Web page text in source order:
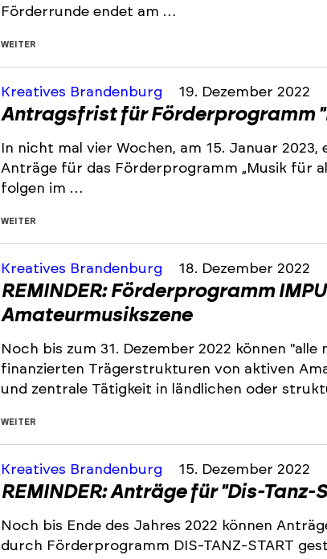
Förderrunde endet am …
WEITER
Kreatives Brandenburg 19. Dezember 2022
Antragsfrist für Förderprogramm
In nicht mal vier Wochen, am 15. Januar
Anträge für das Förderprogramm „Musik für
folgen im …
WEITER
Kreatives Brandenburg 18. Dezember 2022
REMINDER: Förderprogramm
Amateurmusikszene
Noch bis zum 31. Dezember 2022 können
finanzierten Trägerstrukturen von aktiven
und zentrale Tätigkeit in ländlichen oder
WEITER
Kreatives Brandenburg 15. Dezember 2022
REMINDER: Anträge für "Dis-
Noch bis Ende des Jahres 2022 können
durch Förderprogramm DIS-TANZ-START